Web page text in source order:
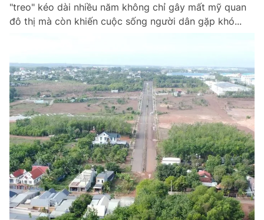
"treo" kéo dài nhiều năm không chỉ gây mất mỹ quan
đô thị mà còn khiến cuộc sống người dân gặp khó...